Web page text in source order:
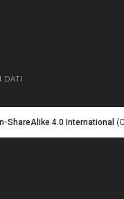
DATI
ShareAlike 4.0 International